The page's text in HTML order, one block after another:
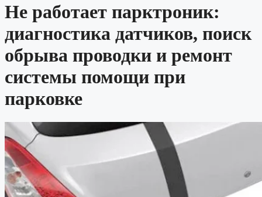
Не работает парктроник:
диагностика датчиков, поиск
обрыва проводки и ремонт
системы помощи при
парковке